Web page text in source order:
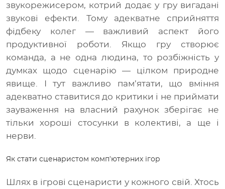
звукорежисером, котрий додає у гру вигадані
звукові ефекти. Тому адекватне сприйняття
фідбеку колег — важливий аспект його
продуктивної роботи. Якщо гру створює
команда, а не одна людина, то розбіжність у
думках щодо сценарію — цілком природне
явище. І тут важливо пам’ятати, що вміння
адекватно ставитися до критики і не приймати
зауваження на власний рахунок зберігає не
тільки хороші стосунки в колективі, а ще і
нерви.
Як стати сценаристом комп’ютерних ігор
Шлях в ігрові сценаристи у кожного свій. Хтось